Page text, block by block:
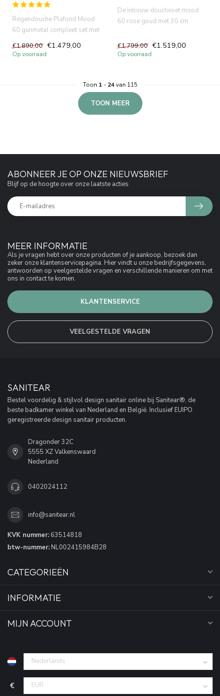
Regendouche Plafond Mood
60 gunmetal compleet set met
30cm hoofddouche ingebouw...
€1.890,00 €1.479,00
Op voorraad
De inbouw doucheset mood
60 rose goud met 30 cm
ingebou...
€1.799,00 €1.519,00
Op voorraad
Toon 1 - 24van 115
TOON MEER
MEER INFORMATIE
Als je vragen hebt over onze producten of je aankoop, bezoek dan
zeker onze klantenservicepagina. Hier vindt u onze bedrijfsgegevens,
antwoorden op veelgestelde vragen en verschillende manieren om met
ons in contact te komen.
KLANTENSERVICE
VEELGESTELDE VRAGEN
ABONNEER JE OP ONZE NIEUWSBRIEF
Blijf op de hoogte over onze laatste acties
SANITEAR
Bestel voordelig & stijlvol design sanitair online bij Sanitear®, de
beste badkamer winkel van Nederland en België. Inclusief EUIPO
geregistreerde design sanitair producten.
Dragonder 32C
5555 XZ Valkenswaard
Nederland
0402024112
info@sanitear.nl
KVK nummer: 63514818
btw-nummer: NL002415984B28
CATEGORIEËN
INFORMATIE
MIJN ACCOUNT
€